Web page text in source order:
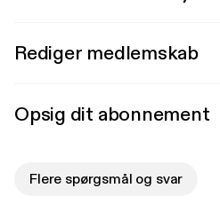
Rediger medlemskab
Opsig dit abonnement
Flere spørgsmål og svar